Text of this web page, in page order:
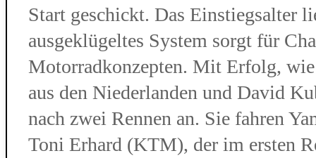
Start geschickt. Das Einstiegsalter
ausgeklügeltes System sorgt für
Motorradkonzepten. Mit Erfolg,
aus den Niederlanden und David
nach zwei Rennen an. Sie fahren
Toni Erhard (KTM), der im ersten